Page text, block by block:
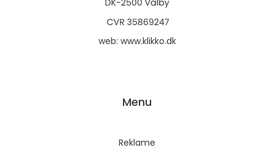
web: www.klikko.dk
Menu
Reklame